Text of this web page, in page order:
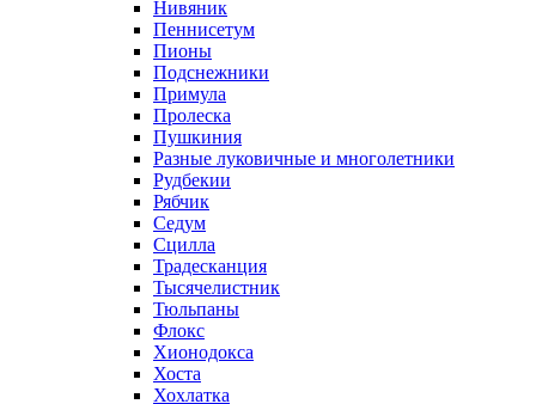
Нивяник
Пеннисетум
Пионы
Подснежники
Примула
Пролеска
Пушкиния
Разные луковичные и многолетники
Рудбекии
Рябчик
Седум
Сцилла
Традесканция
Тысячелистник
Тюльпаны
Флокс
Хионодокса
Хоста
Хохлатка